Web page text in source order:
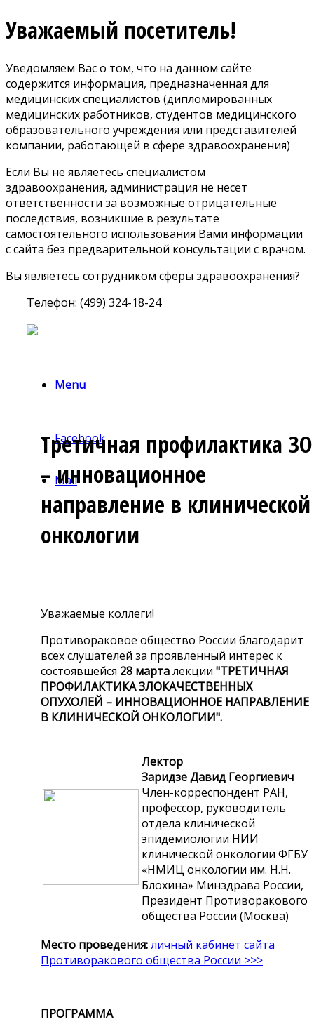
Уважаемый посетитель!
Уведомляем Вас о том, что на данном сайте
содержится информация, предназначенная для
медицинских специалистов (дипломированных
медицинских работников, студентов медицинского
образовательного учреждения или представителей
компании, работающей в сфере здравоохранения)
Если Вы не являетесь специалистом
здравоохранения, администрация не несет
ответственности за возможные отрицательные
последствия, возникшие в результате
самостоятельного использования Вами информации
с сайта без предварительной консультации с врачом.
Вы являетесь сотрудником сферы здравоохранения?
Телефон: (499) 324-18-24
Menu
Facebook
Mail
Третичная профилактика ЗО
– инновационное
направление в клинической
онкологии
Уважаемые коллеги!
Противораковое общество России благодарит
всех слушателей за проявленный интерес к
состоявшейся 28 марталекции "ТРЕТИЧНАЯ
ПРОФИЛАКТИКА ЗЛОКАЧЕСТВЕННЫХ
ОПУХОЛЕЙ – ИННОВАЦИОННОЕ НАПРАВЛЕНИЕ
В КЛИНИЧЕСКОЙ ОНКОЛОГИИ".
Лектор
Заридзе Давид Георгиевич
Член-корреспондент РАН,
профессор, руководитель
отдела клинической
эпидемиологии НИИ
клинической онкологии ФГБУ
«НМИЦ онкологии им. Н.Н.
Блохина» Минздрава России,
Президент Противоракового
общества России (Москва)
Место проведения:личный кабинет сайта
Противоракового общества России >>>
ПРОГРАММА